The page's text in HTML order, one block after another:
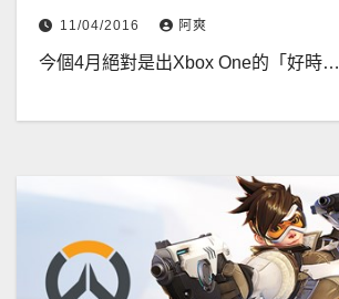
11/04/2016 阿爽
今個4月絕對是出Xbox One的「好時…